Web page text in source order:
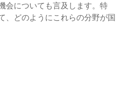
会についても言及します。特
、どのようにこれらの分野が国